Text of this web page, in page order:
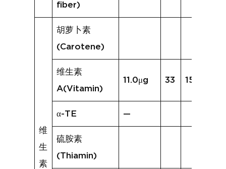
fiber)
维
生
素
胡萝卜素
(Carotene)
维生素
A(Vitamin)
11.0μg 33 15.3μg
α-TE —
硫胺素
(Thiamin)